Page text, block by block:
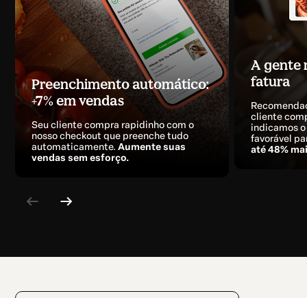
Preenchimento automático:
+7% em vendas
Seu cliente compra rapidinho com o
nosso checkout que preenche tudo
automaticamente.Aumente suas
vendas sem esforço.
A gente
fatura
cliente
indicamos
favorável
até 48%